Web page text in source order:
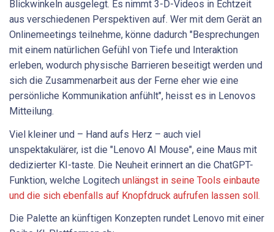
Blickwinkeln ausgelegt. Es nimmt 3-D-Videos in Echtzeit
aus verschiedenen Perspektiven auf. Wer mit dem Gerät an
Onlinemeetings teilnehme, könne dadurch "Besprechungen
mit einem natürlichen Gefühl von Tiefe und Interaktion
erleben, wodurch physische Barrieren beseitigt werden und
sich die Zusammenarbeit aus der Ferne eher wie eine
persönliche Kommunikation anfühlt", heisst es in Lenovos
Mitteilung.
Viel kleiner und – Hand aufs Herz – auch viel
unspektakulärer, ist die "Lenovo AI Mouse", eine Maus mit
dedizierter KI-taste. Die Neuheit erinnert an die ChatGPT-
Funktion, welche Logitech unlängst in seine Tools einbaute
und die sich ebenfalls auf Knopfdruck aufrufen lassen soll.
Die Palette an künftigen Konzepten rundet Lenovo mit einer